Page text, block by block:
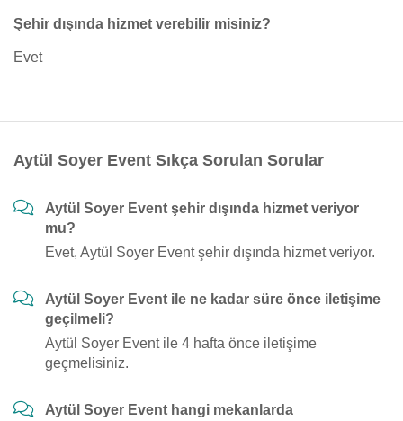
Şehir dışında hizmet verebilir misiniz?
Evet
Aytül Soyer Event Sıkça Sorulan Sorular
Aytül Soyer Event şehir dışında hizmet veriyor
mu?
Evet, Aytül Soyer Event şehir dışında hizmet veriyor.
Aytül Soyer Event ile ne kadar süre önce iletişime
geçilmeli?
Aytül Soyer Event ile 4 hafta önce iletişime
geçmelisiniz.
Aytül Soyer Event hangi mekanlarda